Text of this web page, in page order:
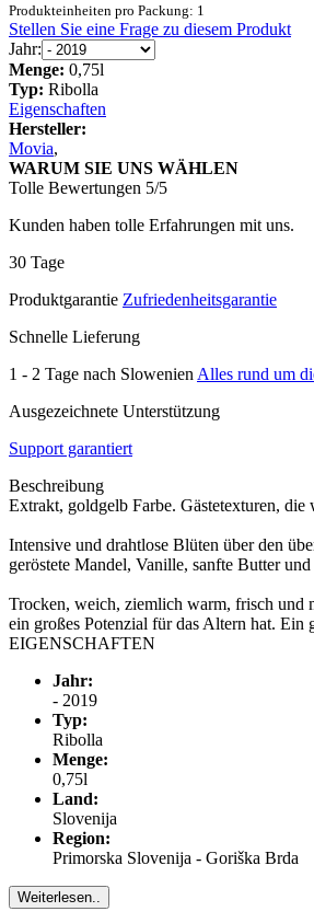
Produkteinheiten pro Packung: 1
Stellen Sie eine Frage zu diesem Produkt
Jahr:
Menge: 0,75l
Typ: Ribolla
Eigenschaften
Hersteller:
Movia,
WARUM SIE UNS WÄHLEN
Tolle Bewertungen 5/5
Kunden haben tolle Erfahrungen mit uns.
30 Tage
Produktgarantie Zufriedenheitsgarantie
Schnelle Lieferung
1 - 2 Tage nach Slowenien Alles rund um
Ausgezeichnete Unterstützung
Support garantiert
Beschreibung
Extrakt, goldgelb Farbe. Gästetexturen,
Intensive und drahtlose Blüten über den
geröstete Mandel, Vanille, sanfte Butter
Trocken, weich, ziemlich warm, frisch und
ein großes Potenzial für das Altern hat.
EIGENSCHAFTEN
Jahr:
- 2019
Typ:
Ribolla
Menge:
0,75l
Land:
Slovenija
Region:
Primorska Slovenija - Goriška Brda
Weiterlesen..